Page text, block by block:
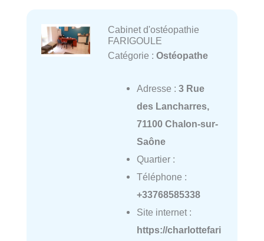
Cabinet d'ostéopathie
FARIGOULE
Catégorie : Ostéopathe
Adresse : 3 Rue
des Lancharres,
71100 Chalon-sur-
Saône
Quartier :
Téléphone :
+33768585338
Site internet :
https://charlottefari